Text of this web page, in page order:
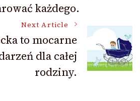
każdego.
Next Article
to mocarne
dla całej
rodziny.